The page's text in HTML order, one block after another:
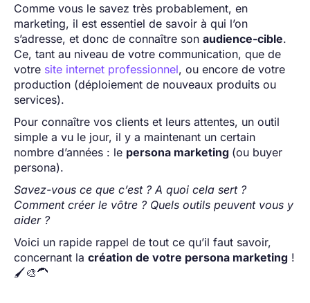
Comme vous le savez très probablement, en
marketing, il est essentiel de savoir à qui l’on
s’adresse, et donc de connaître son audience-cible.
Ce, tant au niveau de votre communication, que de
votre site internet professionnel, ou encore de votre
production (déploiement de nouveaux produits ou
services).
Pour connaître vos clients et leurs attentes, un outil
simple a vu le jour, il y a maintenant un certain
nombre d’années : le persona marketing (ou buyer
persona).
Savez-vous ce que c’est ? A quoi cela sert ?
Comment créer le vôtre ? Quels outils peuvent vous y
aider ?
Voici un rapide rappel de tout ce qu’il faut savoir,
concernant la création de votre persona marketing !
🖌️🎨🦱